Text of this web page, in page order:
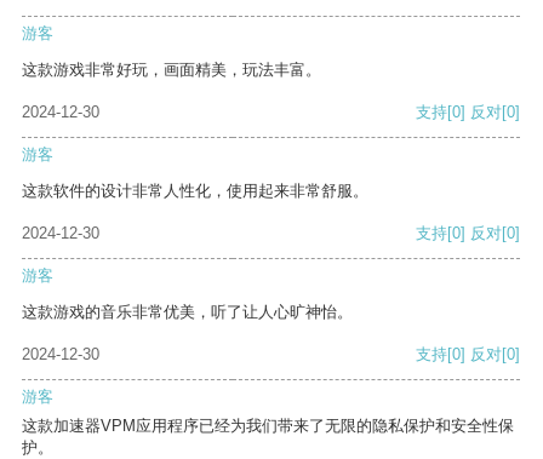
游客
这款游戏非常好玩，画面精美，玩法丰富。
2024-12-30 支持[0] 反对[0]
游客
这款软件的设计非常人性化，使用起来非常舒服。
2024-12-30 支持[0] 反对[0]
游客
这款游戏的音乐非常优美，听了让人心旷神怡。
2024-12-30 支持[0] 反对[0]
游客
这款加速器VPM应用程序已经为我们带来了无限的隐私保护和安全性保
护。